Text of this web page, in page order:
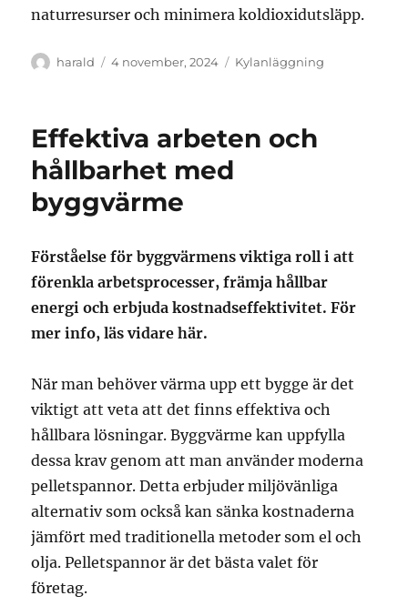
naturresurser och minimera koldioxidutsläpp.
Författare
harald
Publicerat
4 november, 2024 Kategorier
Kylanläggning
Effektiva arbeten och
hållbarhet med
byggvärme
Förståelse för byggvärmens viktiga roll i att
förenkla arbetsprocesser, främja hållbar
energi och erbjuda kostnadseffektivitet. För
mer info, läs vidare här.
När man behöver värma upp ett bygge är det
viktigt att veta att det finns effektiva och
hållbara lösningar. Byggvärme kan uppfylla
dessa krav genom att man använder moderna
pelletspannor. Detta erbjuder miljövänliga
alternativ som också kan sänka kostnaderna
jämfört med traditionella metoder som el och
olja. Pelletspannor är det bästa valet för
företag.